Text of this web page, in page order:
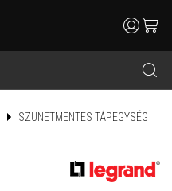
search
usercart
SZÜNETMENTES TÁPEGYSÉG